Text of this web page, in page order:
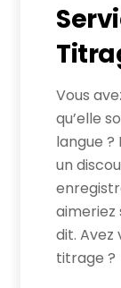
Vous
qu’elle
langue
un
aimeriez
dit. Avez
titrage ?